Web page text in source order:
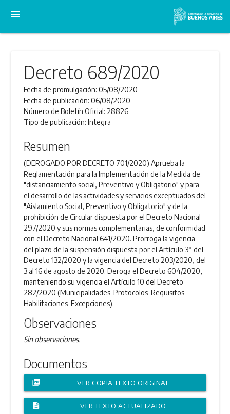
menu
Decreto 689/2020
Fecha de promulgación:05/08/2020
Fecha de publicación:06/08/2020
Número de Boletín Oficial: 28826
Tipo de publicación:Integra
Resumen
(DEROGADO POR DECRETO 701/2020) Aprueba la
Reglamentación para la Implementación de la Medida de
"distanciamiento social, Preventivo y Obligatorio" y para
el desarrollo de las actividades y servicios exceptuados del
"Aislamiento Social, Preventivo y Obligatorio" y de la
prohibición de Circular dispuesta por el Decreto Nacional
297/2020 y sus normas complementarias, de conformidad
con el Decreto Nacional 641/2020. Prorroga la vigencia
del plazo de la suspensión dispuesta por el Artículo 3° del
Decreto 132/2020 y la vigencia del Decreto 203/2020, del
3 al 16 de agosto de 2020. Deroga el Decreto 604/2020,
manteniendo su vigencia el Artículo 10 del Decreto
282/2020 (Municipalidades-Protocolos-Requisitos-
Habilitaciones-Excepciones).
Observaciones
Sin observaciones.
Documentos
picture_as_pdf VER COPIA TEXTO ORIGINAL
description VER TEXTO ACTUALIZADO